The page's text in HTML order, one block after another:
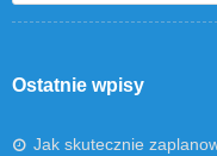
Ostatnie wpisy
Jak skutecznie